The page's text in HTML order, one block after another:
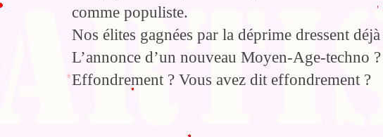
comme populiste.
Nos élites gagnées par la déprime dressent
L’annonce d’un nouveau Moyen-Age-techno ?
Effondrement ? Vous avez dit effondrement ?